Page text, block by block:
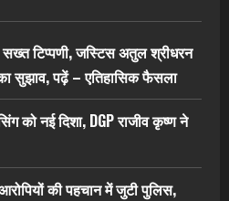
सख्त टिप्पणी, जस्टिस अतुल श्रीधरन
सुझाव, पढ़ें – एत‍िहास‍िक फैसला
को नई दिशा, DGP राजीव कृष्ण ने
की पहचान में जुटी पुलिस,